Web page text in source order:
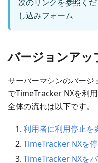
次のリンクを参照くだ
し込みフォーム
バージョンアッ
サーバーマシンのバージ
でTimeTracker NXを利
全体の流れは以下です。
利用者に利用停止を
TimeTracker NXを
TimeTracker NXを